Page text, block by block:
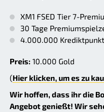
XM1 FSED Tier 7-
30 Tage
4.000.000
Preis: 10.000 Gold
(Hier klicken, um es zu
Wir hoffen, dass ihr die
Angebot genießt! Wir